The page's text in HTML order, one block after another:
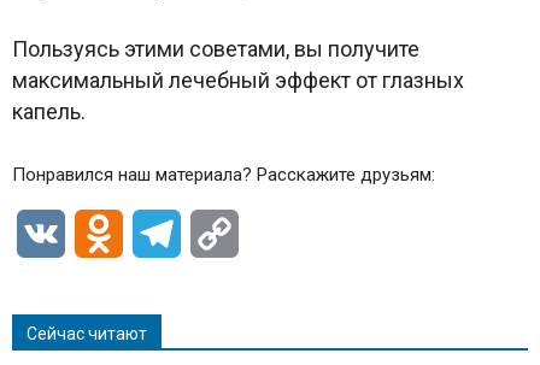
Пользуясь этими советами, вы получите
максимальный лечебный эффект от глазных
капель.
Понравился наш материала? Расскажите друзьям:
VK Odnoklassniki
Telegram
Сейчас читают